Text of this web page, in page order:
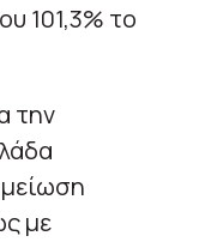
101,3% το
την
με